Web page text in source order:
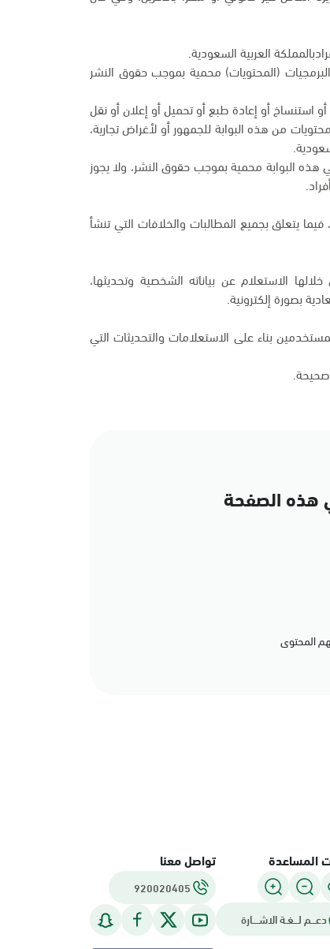
العربية السعودية.
(المحتويات) محمية بموجب حقوق النشر
استنساخ أو إعادة طبع أو تحميل أو إعلان أو نقل
من هذه البوابة للجمهور أو لأغراض تجارية،
هذه البوابة محمية بموجب حقوق النشر، ولا يجوز
يتعلق بجميع المطالبات والخلافات التي تنشأ
الاستعلام عن بياناته الشخصية وتحديثها،
بصورة إلكترونية.
بناء على الاستعلامات والتحديثات التي
صحيحة.
الصفحة
المساعدة
دعـــم لـــغـة الاشــــارة
تواصل معنا
920020405